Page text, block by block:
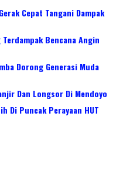
Cepat Tangani Dampak
Bencana Angin
Dorong Generasi Muda
Dan Longsor Di Mendoyo
Di Puncak Perayaan HUT